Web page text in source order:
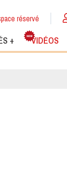
réservé
+ VIDÉOS